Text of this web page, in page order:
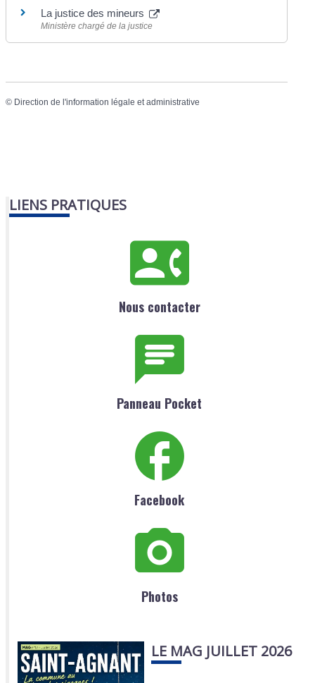
La justice des mineurs
Ministère chargé de la justice
© Direction de l'information légale et administrative
LIENS PRATIQUES
Nous contacter
Panneau Pocket
Facebook
Photos
LE MAG JUILLET 2026